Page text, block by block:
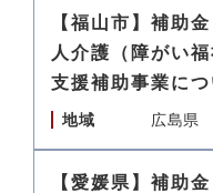
【福山市】補助
人介護（障がい
支援補助事業につ
地域 広島県
【愛媛県】補助